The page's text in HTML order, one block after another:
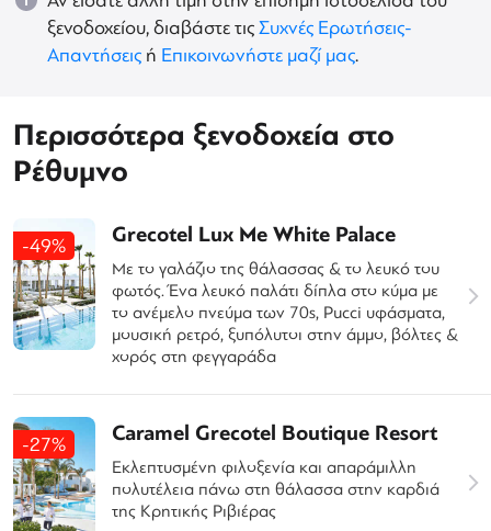
ξενοδοχείου, διαβάστε τιςΣυχνές Ερωτήσεις-
Απαντήσεις ή Επικοινωνήστε μαζί μας.
Περισσότερα ξενοδοχεία στο
Ρέθυμνο
-49% Grecotel Lux Me White Palace
Mε το γαλάζιο της θάλασσας & το λευκό του
φωτός. Ένα λευκό παλάτι δίπλα στο κύμα με
το ανέμελο πνεύμα των 70s, Pucci υφάσματα,
μουσική ρετρό, ξυπόλυτοι στην άμμο, βόλτες &
χορός στη φεγγαράδα
-27% Caramel Grecotel Boutique Resort
Εκλεπτυσμένη φιλοξενία και απαράμιλλη
πολυτέλεια πάνω στη θάλασσα στην καρδιά
της Κρητικής Ριβιέρας